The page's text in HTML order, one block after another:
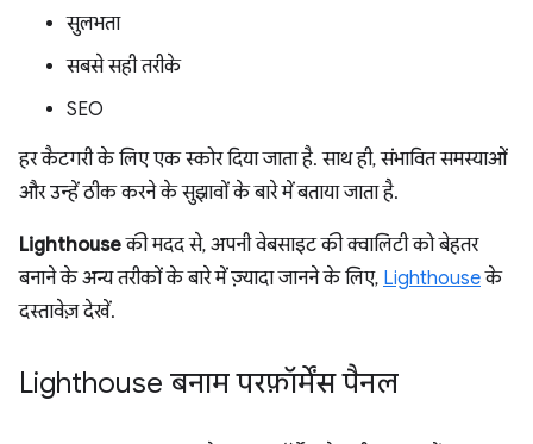
सुलभता
सबसे सही तरीके
SEO
हर कैटगरी के लिए एक स्कोर दिया जाता है. साथ ही, संभावित समस्याओं
और उन्हें ठीक करने के सुझावों के बारे में बताया जाता है.
Lighthouseकी मदद से, अपनी वेबसाइट की क्वालिटी को बेहतर
बनाने के अन्य तरीकों के बारे में ज़्यादा जानने के लिए, Lighthouseके
दस्तावेज़ देखें.
Lighthouse बनाम परफ़ॉर्मेंस पैनल